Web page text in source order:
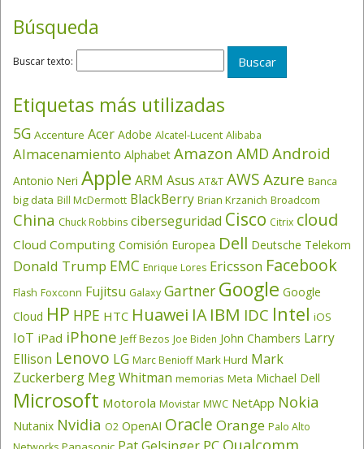
Búsqueda
Buscar texto:
Etiquetas más utilizadas
5G Accenture Acer Adobe Alcatel-Lucent Alibaba
Almacenamiento Alphabet Amazon AMD Android
Antonio Neri Apple ARM Asus AT&T AWSAzure Banca
big data Bill McDermott BlackBerry Brian Krzanich Broadcom
China Chuck Robbins ciberseguridad Cisco Citrix cloud
Cloud Computing Comisión Europea Dell Deutsche Telekom
Donald Trump EMC Enrique Lores Ericsson Facebook
Flash Foxconn Fujitsu Galaxy Gartner Google Google
Cloud HP HPE HTC Huawei IA IBM IDC Intel iOS
IoT iPad iPhone Jeff Bezos Joe Biden John Chambers Larry
Ellison Lenovo LG Marc Benioff Mark Hurd Mark
Zuckerberg Meg Whitman memorias Meta Michael Dell
Microsoft Motorola Movistar MWC NetApp Nokia
Nutanix Nvidia O2 OpenAI Oracle Orange Palo Alto
Qualcomm